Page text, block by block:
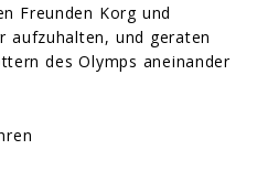
Freunden Korg und
aufzuhalten, und geraten
des Olymps aneinander